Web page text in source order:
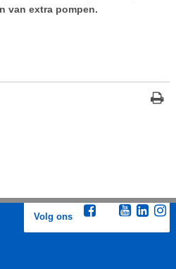
van extra pompen.
Volg ons